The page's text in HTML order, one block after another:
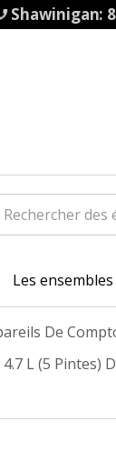
Shawinigan:
Les ensembles
De
L (5 Pintes)